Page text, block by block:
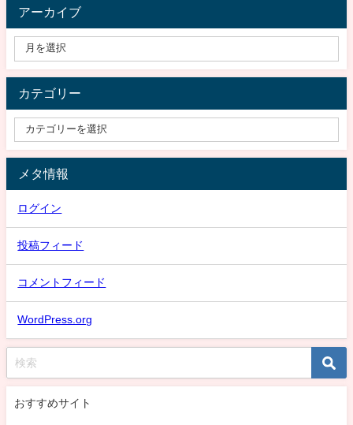
アーカイブ
カテゴリー
メタ情報
ログイン
投稿フィード
コメントフィード
WordPress.org
おすすめサイト